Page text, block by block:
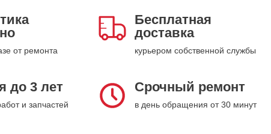
от ремонта
Бесплатная
доставка
курьером собственной службы
до 3 лет
и запчастей
Срочный ремонт
в день обращения от 30 минут